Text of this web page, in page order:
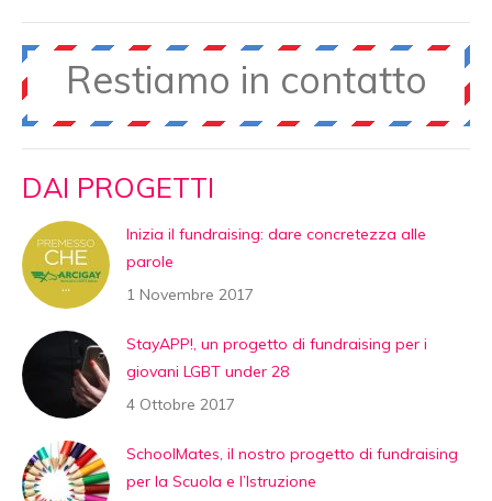
Restiamo in contatto
DAI PROGETTI
Inizia il fundraising: dare concretezza alle
parole
1 Novembre 2017
StayAPP!, un progetto di fundraising per i
giovani LGBT under 28
4 Ottobre 2017
SchoolMates, il nostro progetto di fundraising
per la Scuola e l’Istruzione